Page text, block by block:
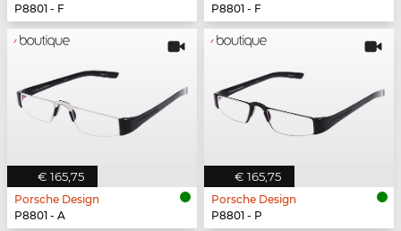
P8801 - F
P8801 - F
€ 165,75
Porsche Design
P8801 - A
€ 165,75
Porsche Design
P8801 - P